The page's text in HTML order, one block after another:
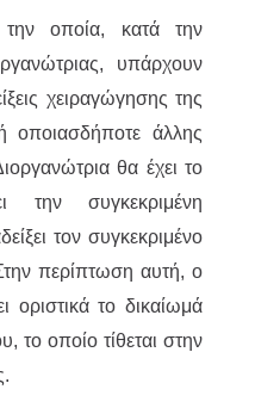
οποία, κατά την
υπάρχουν
χειραγώγησης της
οποιασδήποτε άλλης
θα έχει το
την συγκεκριμένη
τον συγκεκριμένο
περίπτωση αυτή, ο
οριστικά το δικαίωμά
το οποίο τίθεται στην